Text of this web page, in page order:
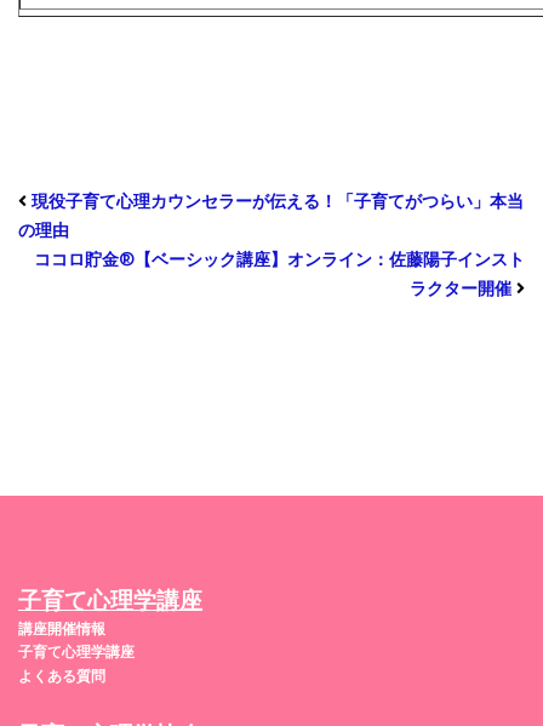
現役子育て心理カウンセラーが伝える！「子育てがつらい」本当
の理由
ココロ貯金®︎【ベーシック講座】オンライン：佐藤陽子インスト
ラクター開催
子育て心理学講座
講座開催情報
子育て心理学講座
よくある質問